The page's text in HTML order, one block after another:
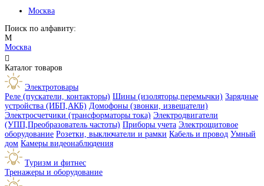
Москва
Поиск по алфавиту:
М
Москва

Каталог товаров
Электротовары
Реле (пускатели, контакторы) Шины (изоляторы,перемычки) Зарядные
устройства (ИБП,АКБ) Домофоны (звонки, извещатели)
Электросчетчики (трансформаторы тока) Электродвигатели
(УПП,Преобразователь частоты) Приборы учета Электрощитовое
оборудование Розетки, выключатели и рамки Кабель и провод Умный
дом Камеры видеонаблюдения
Туризм и фитнес
Тренажеры и оборудование